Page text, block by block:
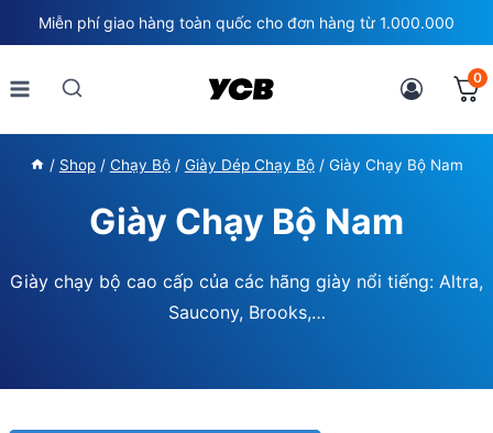
to
content
Miễn phí giao hàng toàn quốc cho đơn hàng từ 1.000.000
0
/ Shop / Chạy Bộ / Giày Dép Chạy Bộ / Giày Chạy Bộ Nam
Giày Chạy Bộ Nam
Giày chạy bộ cao cấp của các hãng giày nổi tiếng: Altra,
Saucony, Brooks,…